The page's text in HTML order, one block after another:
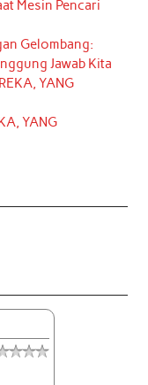
Mesin Pencari
Gelombang:
Jawab Kita
YANG
YANG